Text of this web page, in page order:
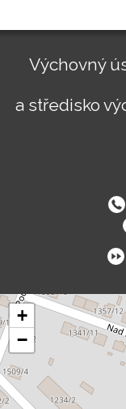
Výchovný
a středisko
+
−